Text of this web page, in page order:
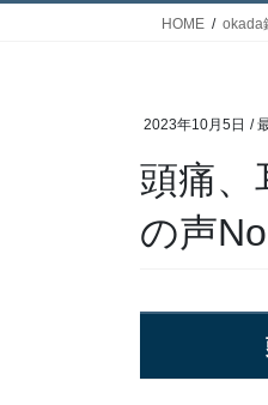
HOME okada
2023年10月5日 /
頭痛、
の声